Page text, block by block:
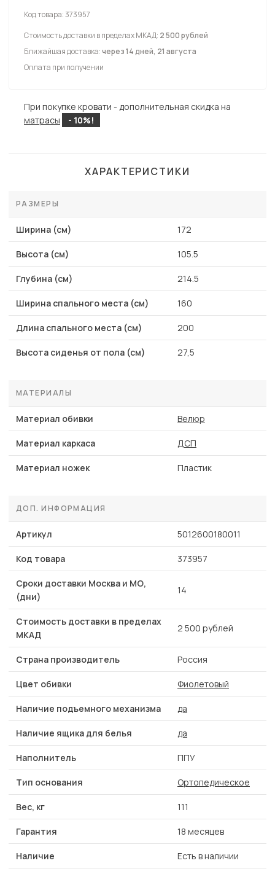
Код товара:373957
Стоимость доставки в пределах МКАД: 2 500 рублей
Ближайшая доставка:через 14 дней, 21 августа
Оплата при получении
При покупке кровати - дополнительная скидка на
матрасы
- 10%!
ХАРАКТЕРИСТИКИ
РАЗМЕРЫ
Ширина (см) 172
Высота (см) 105.5
Глубина (см) 214.5
Ширина спального места (см) 160
Длина спального места (см) 200
Высота сиденья от пола (см) 27,5
МАТЕРИАЛЫ
Материал обивки Велюр
Материал каркаса ДСП
Материал ножек Пластик
ДОП. ИНФОРМАЦИЯ
Артикул 5012600180011
Код товара 373957
Сроки доставки Москва и МО,
(дни)
14
Стоимость доставки в пределах
МКАД
2 500 рублей
Страна производитель Россия
Цвет обивки Фиолетовый
Наличие подъемного механизма да
Наличие ящика для белья да
Наполнитель ППУ
Тип основания Ортопедическое
Вес, кг 111
Гарантия 18 месяцев
Наличие Есть в наличии